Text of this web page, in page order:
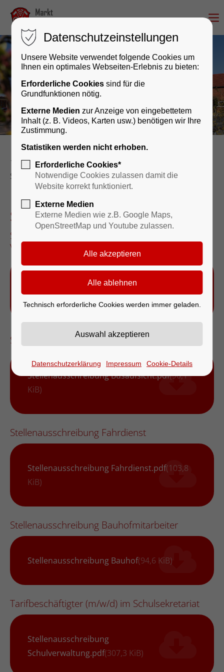
Rathaus & Bürgerservice
Stellenangebote
Stellenangebote
Stellenausschreibung Ausbildung zum
Verwaltungsfachangestellten (m/w/d) 2027
Stellenausschreibung Ausbildung
2027.pdf(93,3 KiB)
Stellenausschreibung Busaufsicht
Stellenausschreibung Busaufsicht.pdf(90,1
KiB)
Stellenausschreibung Fahrdienst
Stellenausschreibung Fahrdienst.pdf(103,8
KiB)
Stellenausschreibung Bauhofmitarbeiter
Stellenausschreibung Bauhof(94,6 KiB)
Tarifbeschäftigter (m/w/d) im Schulsekretariat
Stellenausschreibung
Schulverwaltung.pdf(307,3 KiB)
Datenschutzeinstellungen
Unsere Website verwendet folgende Cookies um
Ihnen ein optimales Webseiten-Erlebnis zu bieten:
Erforderliche Cookies sind für die
Grundfunktionen nötig.
Externe Medien zur Anzeige von eingebettetem
Inhalt (z. B. Videos, Karten usw.) benötigen wir Ihre
Zustimmung.
Statistiken werden nicht erhoben.
Erforderliche Cookies*
Notwendige Cookies zulassen damit die
Website korrekt funktioniert.
Externe Medien
Externe Medien wie z.B. Google Maps,
OpenStreetMap und Youtube zulassen.
Technisch erforderliche Cookies werden immer geladen.
Datenschutzerklärung Impressum Cookie-Details